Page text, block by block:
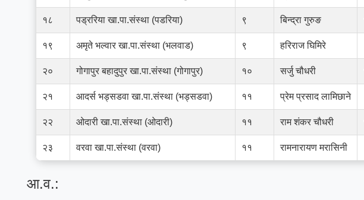
१८ पड्ररिया खा.पा.संस्था (पडरिया) ९ बिन्द्रा गुरुङ
१९ अमृते भल्वार खा.पा.संस्था (भलवाड) ९ हरिराज घिमिरे
२० गोगापुर बहादुपुर खा.पा.संस्था (गोगापुर) १० सर्जु चौधरी
२१ आदर्स भड्सडवा खा.पा.संस्था (भड्सडवा) ११ प्रेम प्रसाद लामिछाने
२२ ओदारी खा.पा.संस्था (ओदारी) ११ राम शंकर चौधरी
२३ वरवा खा.पा.संस्था (वरवा) ११ रामनारायण मरासिनी
आ.व.: